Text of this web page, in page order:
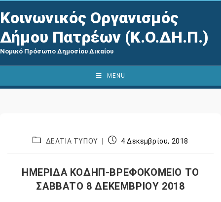
Κοινωνικός Οργανισμός
Δήμου Πατρέων (Κ.Ο.ΔΗ.Π.)
Νομικό Πρόσωπο Δημοσίου Δικαίου
MENU
ΔΕΛΤΙΑ ΤΥΠΟΥ 4 Δεκεμβρίου, 2018
ΗΜΕΡΙΔΑ ΚΟΔΗΠ-ΒΡΕΦΟΚΟΜΕΙΟ ΤΟ
ΣΑΒΒΑΤΟ 8 ΔΕΚΕΜΒΡΙΟΥ 2018